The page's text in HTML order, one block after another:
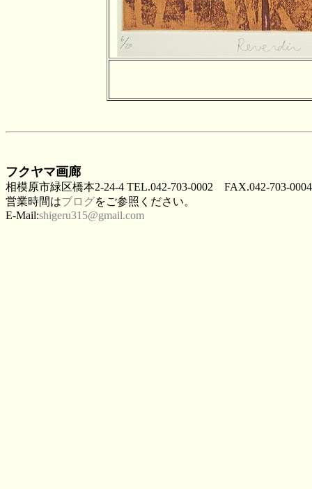
フクヤマ画廊
相模原市緑区橋本2-24-4 TEL.042-703-0002 FAX.042-703-0004
営業時間はブログをご参照ください。
E-Mail:shigeru315@gmail.com